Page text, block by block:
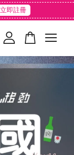
立即註冊
的。